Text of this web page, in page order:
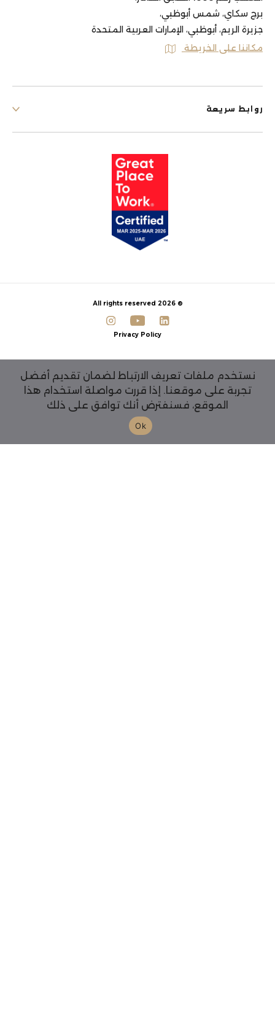
برج سكاي، شمس أبوظبي،
جزيرة الريم، أبوظبي، الإمارات العربية المتحدة
مكاننا على الخريطة
روابط سريعة
© 2026 All rights reserved
Privacy Policy
نستخدم ملفات تعريف الارتباط لضمان تقديم أفضل
تجربة على موقعنا. إذا قررت مواصلة استخدام هذا
الموقع، فسنفترض أنك توافق على ذلك
Ok